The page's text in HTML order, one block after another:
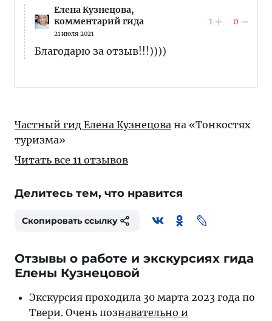
Елена Кузнецова,
комментарий гида
21 июля 2021
1 0
Благодарю за отзыв!!!))))
Частный гид Елена Кузнецова на «Тонкостях
туризма»
Читать все 11 отзывов
Делитесь тем, что нравится
Скопировать ссылку
Отзывы о работе и экскурсиях гида
Елены Кузнецовой
Экскурсия проходила 30 марта 2023 года по
Твери. Очень познавательно и